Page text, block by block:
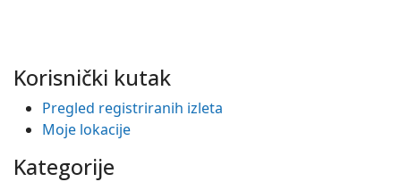
Korisnički kutak
Pregled registriranih izleta
Moje lokacije
Kategorije